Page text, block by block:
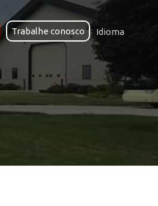
Trabalhe conosco Idioma